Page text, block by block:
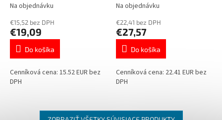
Na objednávku
€15,52 bez DPH
€19,09
Do košíka
Cenníková cena: 15.52 EUR bez
DPH
Na objednávku
€22,41 bez DPH
€27,57
Do košíka
Cenníková cena: 22.41 EUR bez
DPH